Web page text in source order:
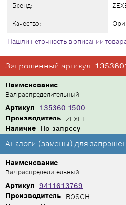
Бренд:
Качество:
Нашли неточность в описании
Запрошенный артикул:
Производитель ZEXEL
Артикул 135360-1500
Наименование
Вал распределительный
Наличие По запросу
Аналоги (замены) для
Производитель BOSCH
Артикул 9411613769
Наименование
Вал распределительный